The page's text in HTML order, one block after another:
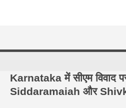
Karnataka में सीएम विवाद
Siddaramaiah और